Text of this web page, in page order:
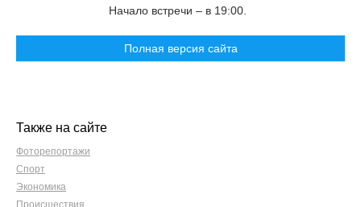
Начало встречи – в 19:00.
Полная версия сайта
Также на сайте
Фоторепортажи
Спорт
Экономика
Происшествия